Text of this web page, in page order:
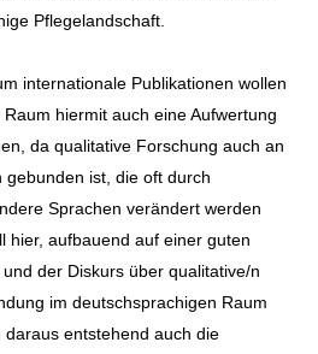
Pflegelandschaft.
internationale Publikationen wollen
hiermit auch eine Aufwertung
da qualitative Forschung auch an
ist, die oft durch
Sprachen verändert werden
hier, aufbauend auf einer guten
der Diskurs über qualitative/n
im deutschsprachigen Raum
entstehend auch die